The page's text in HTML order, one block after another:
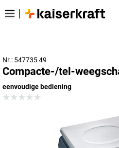
Nr.: 547735 49
Compacte-/tel-
eenvoudige bediening